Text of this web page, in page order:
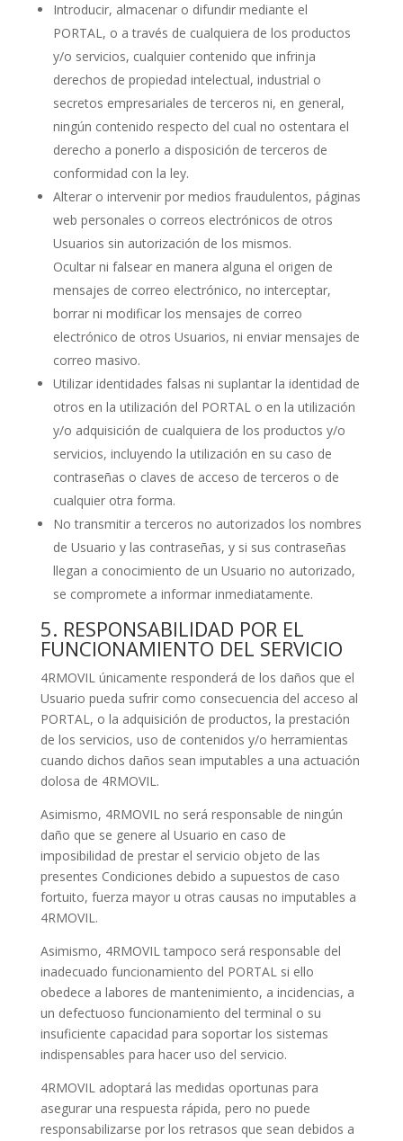
Introducir, almacenar o difundir mediante el
PORTAL, o a través de cualquiera de los productos
y/o servicios, cualquier contenido que infrinja
derechos de propiedad intelectual, industrial o
secretos empresariales de terceros ni, en general,
ningún contenido respecto del cual no ostentara el
derecho a ponerlo a disposición de terceros de
conformidad con la ley.
Alterar o intervenir por medios fraudulentos, páginas
web personales o correos electrónicos de otros
Usuarios sin autorización de los mismos.
Ocultar ni falsear en manera alguna el origen de
mensajes de correo electrónico, no interceptar,
borrar ni modificar los mensajes de correo
electrónico de otros Usuarios, ni enviar mensajes de
correo masivo.
Utilizar identidades falsas ni suplantar la identidad de
otros en la utilización del PORTAL o en la utilización
y/o adquisición de cualquiera de los productos y/o
servicios, incluyendo la utilización en su caso de
contraseñas o claves de acceso de terceros o de
cualquier otra forma.
No transmitir a terceros no autorizados los nombres
de Usuario y las contraseñas, y si sus contraseñas
llegan a conocimiento de un Usuario no autorizado,
se compromete a informar inmediatamente.
5. RESPONSABILIDAD POR EL
FUNCIONAMIENTO DEL SERVICIO
4RMOVIL únicamente responderá de los daños que el
Usuario pueda sufrir como consecuencia del acceso al
PORTAL, o la adquisición de productos, la prestación
de los servicios, uso de contenidos y/o herramientas
cuando dichos daños sean imputables a una actuación
dolosa de 4RMOVIL.
Asimismo, 4RMOVIL no será responsable de ningún
daño que se genere al Usuario en caso de
imposibilidad de prestar el servicio objeto de las
presentes Condiciones debido a supuestos de caso
fortuito, fuerza mayor u otras causas no imputables a
4RMOVIL.
Asimismo, 4RMOVIL tampoco será responsable del
inadecuado funcionamiento del PORTAL si ello
obedece a labores de mantenimiento, a incidencias, a
un defectuoso funcionamiento del terminal o su
insuficiente capacidad para soportar los sistemas
indispensables para hacer uso del servicio.
4RMOVIL adoptará las medidas oportunas para
asegurar una respuesta rápida, pero no puede
responsabilizarse por los retrasos que sean debidos a